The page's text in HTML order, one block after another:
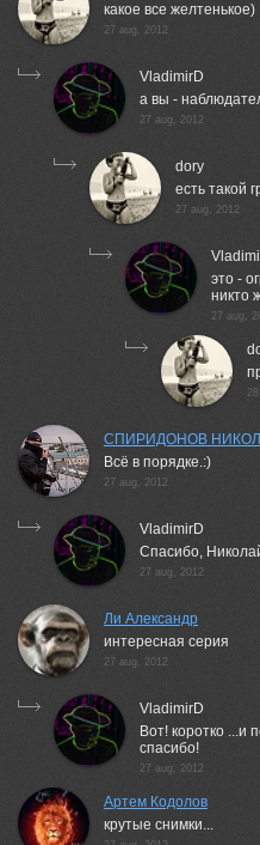
какое все желтенькое)
27 aug, 2012
VladimirD
а вы -
27 aug, 2012
dory
есть такой
27 aug, 2012
это -
никто
27 aug,
СПИРИДОНОВ
Всё в порядке.:)
27 aug, 2012
VladimirD
Спасибо,
27 aug, 2012
Ли Александр
интересная серия
27 aug, 2012
VladimirD
Вот! коротко ...и
спасибо!
27 aug, 2012
Артем Кодолов
крутые снимки...